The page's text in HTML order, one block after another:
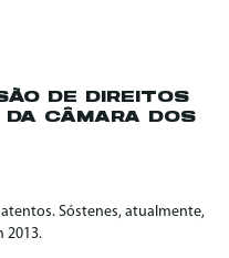
DE DIREITOS
DA CÂMARA DOS
Sóstenes, atualmente,
2013.